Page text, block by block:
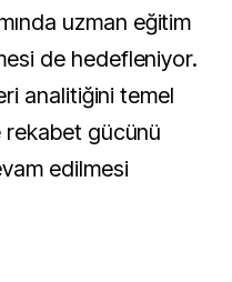
uzman eğitim
de hedefleniyor.
analitiğini temel
rekabet gücünü
edilmesi